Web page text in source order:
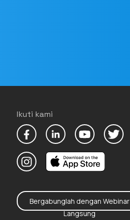
Ikuti kami
Bergabunglah dengan Webinar
Langsung